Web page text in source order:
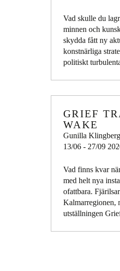
Vad skulle du
minnen och
skydda fått ny
konstnärliga
politiskt
GRIEF
WAKE
Gunilla Klingberg
13/06 - 27/09
Vad finns kvar
med helt nya
ofattbara.
Kalmarregionen,
utställningen